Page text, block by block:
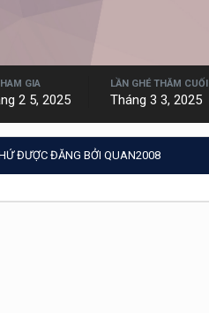
GIA
2 5, 2025
LẦN GHÉ THĂM CUỐI
Tháng 3 3, 2025
ĐƯỢC ĐĂNG BỞI QUAN2008